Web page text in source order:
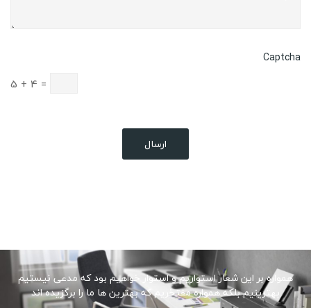
Captcha
5 + 4 =
همواره بر این شعار استواریم و استوار خواهیم بود که مدعی نیستیم
بهترینیم بلکه همواره مفتخریم که بهترین ها ما را برگزیده اند